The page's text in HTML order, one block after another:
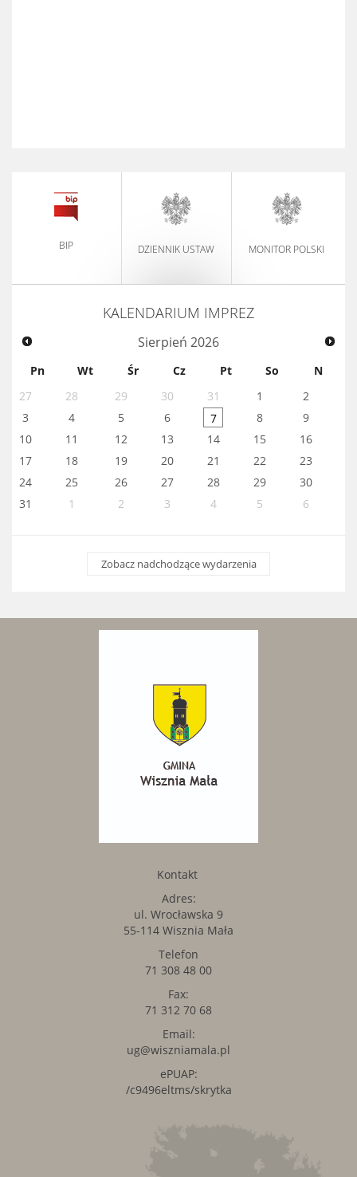
BIP DZIENNIK USTAW MONITOR POLSKI
KALENDARIUM IMPREZ
Sierpień 2026
Pn Wt Śr Cz Pt So
N
27
28 29 30 31 1
2
3
4 5 6 7 8
9
10
11 12 13 14 15
16
17
18 19 20 21 22
23
24
25 26 27 28 29
30
31
1 2 3 4 5 6
Zobacz nadchodzące wydarzenia
Kontakt
Adres:
ul. Wrocławska 9
55-114 Wisznia Mała
Telefon
71 308 48 00
Fax:
71 312 70 68
Email:
ug@wiszniamala.pl
ePUAP:
/c9496eltms/skrytka